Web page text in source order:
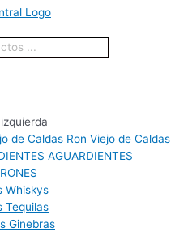
Ron Viejo de Caldas
AGUARDIENTES
RONES
Whiskys
Tequilas
Ginebras